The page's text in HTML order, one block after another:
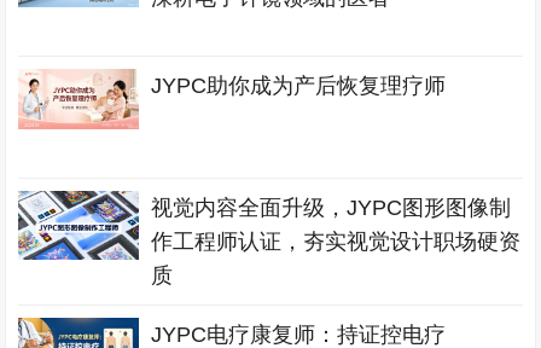
JYPC助你成为产后恢复理疗师
视觉内容全面升级，JYPC图形图像制
作工程师认证，夯实视觉设计职场硬资
质
JYPC电疗康复师：持证控电疗